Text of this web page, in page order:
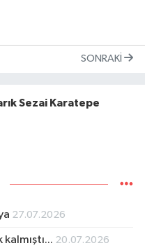
SONRAKI
Sezai Karatepe
27.07.2026
20.07.2026